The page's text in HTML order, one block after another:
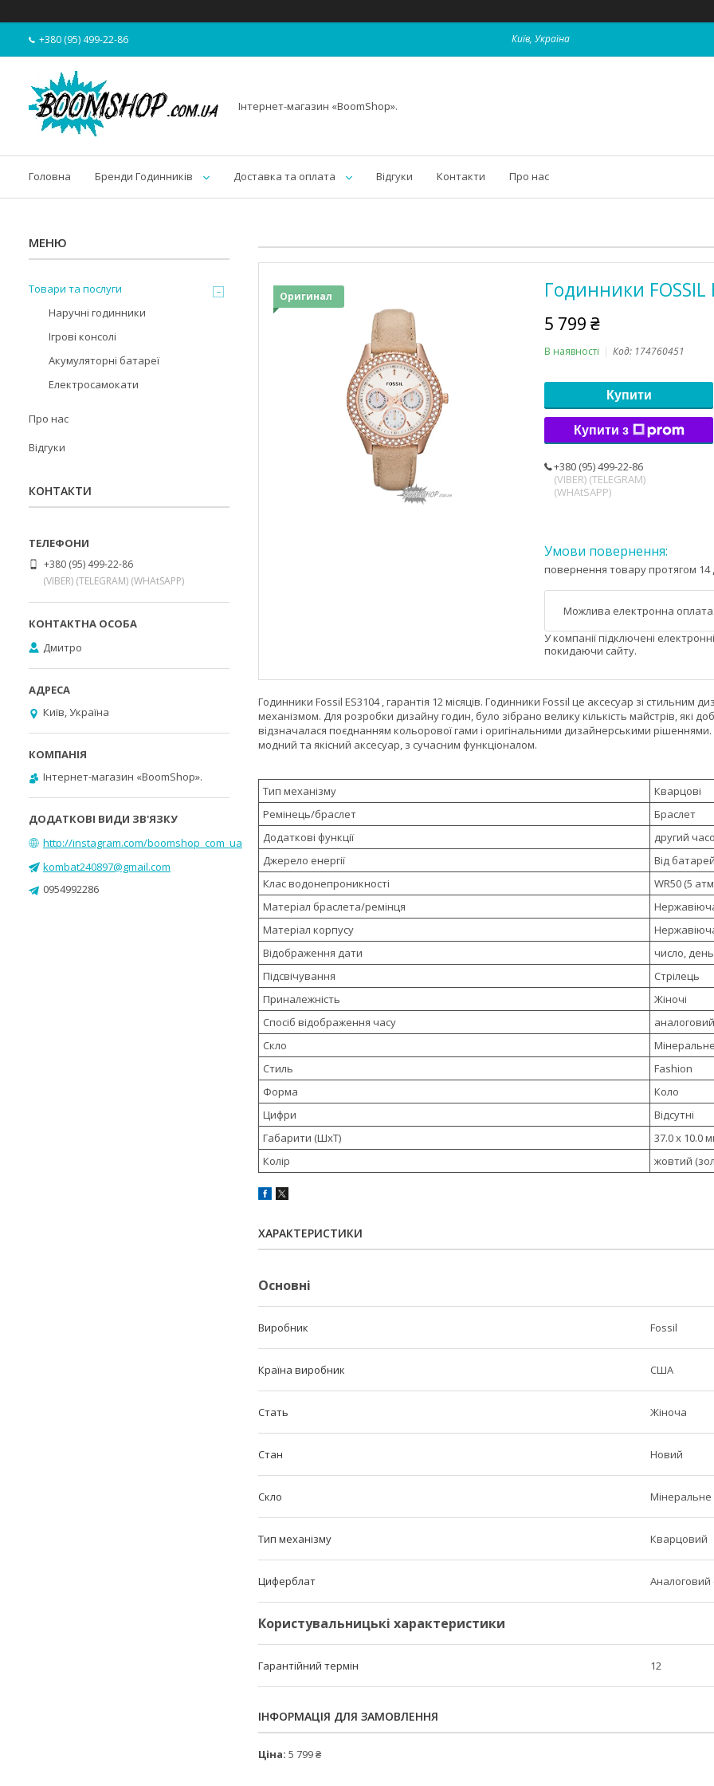
+380 (95) 499-22-86 Київ, Україна
Інтернет-магазин «BoomShop».
Головна Бренди Годинників Доставка та оплата Відгуки Контакти Про нас
Оригинал Годинники FOSSIL
5 799 ₴
В наявності Код: 174760451
Купити
Купити з
+380 (95) 499-22-86
(VIBER) (TELEGRAM)
(WHAtSAPP)
повернення товару протягом 14
У компанії підключені
покидаючи сайту.
Годинники Fossil ES3104 , гарантія 12 місяців. Годинники Fossil це аксесуар зі стильним
механізмом. Для розробки дизайну годин, було зібрано велику кількість майстрів, які
відзначалася поєднанням кольорової гами і оригінальними дизайнерськими
модний та якісний аксесуар, з сучасним функціоналом.
Тип механізму
Кварцові
Ремінець/браслет
Браслет
Додаткові функції
другий
Джерело енергії
Від
Клас водонепроникності
WR50 (5
Матеріал браслета/ремінця
Матеріал корпусу
Відображення дати
число,
Підсвічування
Стрілець
Приналежність
Жіночі
Спосіб відображення часу
Скло
Мінеральне
Стиль
Fashion
Форма
Коло
Цифри
Відсутні
Габарити (ШхТ)
37.0 x 10.0
Колір
жовтий
ХАРАКТЕРИСТИКИ
Основні
Виробник Fossil
Країна виробник США
Стать Жіноча
Стан Новий
Скло Мінеральне
Тип механізму Кварцовий
Циферблат Аналоговий
Користувальницькі характеристики
Гарантійний термін 12
ІНФОРМАЦІЯ ДЛЯ ЗАМОВЛЕННЯ
Ціна: 5 799 ₴
Товари та послуги
Наручні годинники
Ігрові консолі
Акумуляторні батареї
Електросамокати
Про нас
Відгуки
КОНТАКТИ
+380 (95) 499-22-86
(VIBER) (TELEGRAM) (WHAtSAPP)
Дмитро
Київ, Україна
Інтернет-магазин «BoomShop».
http://instagram.com/boomshop_com_ua
kombat240897@gmail.com
0954992286